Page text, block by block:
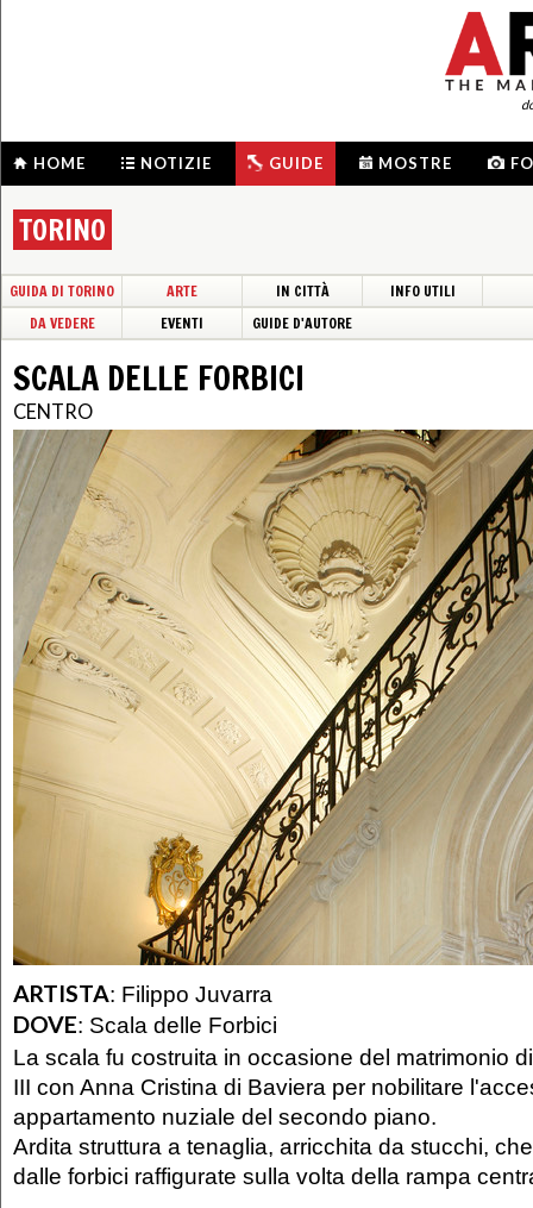
HOME NOTIZIE GUIDE MOSTRE
TORINO
GUIDA DI TORINO ARTE IN CITTÀ
INFO UTILI
DA VEDERE
EVENTI GUIDE D'AUTORE
SCALA DELLE FORBICI
CENTRO
ARTISTA: Filippo Juvarra
DOVE: Scala delle Forbici
La scala fu costruita in occasione del matrimonio
III con Anna Cristina di Baviera per nobilitare
appartamento nuziale del secondo piano.
Ardita struttura a tenaglia, arricchita da stucchi,
dalle forbici raffigurate sulla volta della rampa